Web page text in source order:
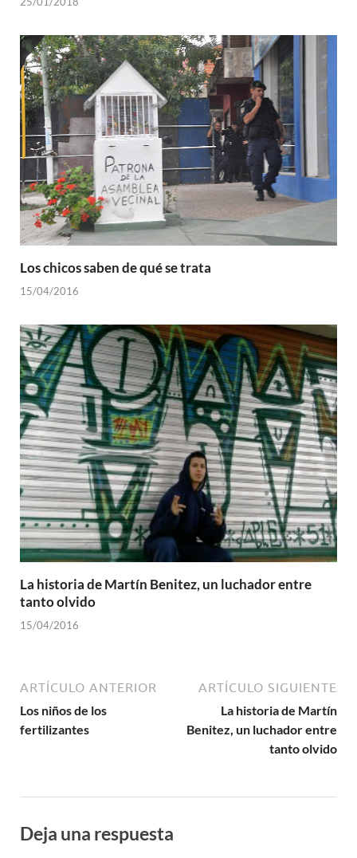
Los chicos saben de qué se trata
15/04/2016
La historia de Martín Benitez, un luchador entre
tanto olvido
15/04/2016
ARTÍCULO ANTERIOR
Los niños de los
fertilizantes
ARTÍCULO SIGUIENTE
La historia de Martín
Benitez, un luchador entre
tanto olvido
Deja una respuesta